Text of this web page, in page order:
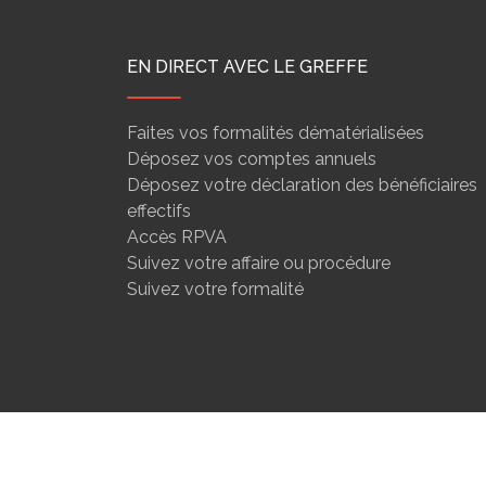
EN DIRECT AVEC LE GREFFE
Faites vos formalités dématérialisées
Déposez vos comptes annuels
Déposez votre déclaration des bénéficiaires
effectifs
Accès RPVA
Suivez votre affaire ou procédure
Suivez votre formalité